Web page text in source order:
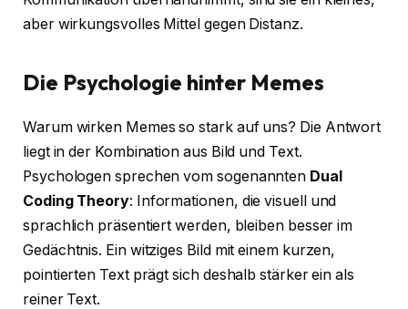
aber wirkungsvolles Mittel gegen Distanz.
Die Psychologie hinter Memes
Warum wirken Memes so stark auf uns? Die Antwort
liegt in der Kombination aus Bild und Text.
Psychologen sprechen vom sogenannten Dual
Coding Theory: Informationen, die visuell und
sprachlich präsentiert werden, bleiben besser im
Gedächtnis. Ein witziges Bild mit einem kurzen,
pointierten Text prägt sich deshalb stärker ein als
reiner Text.